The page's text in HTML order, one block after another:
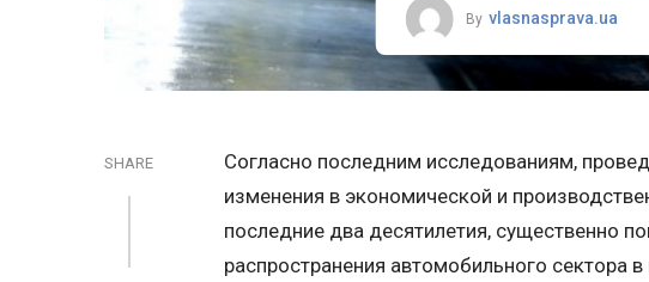
By vlasnasprava.ua
SHARE
Согласно последним исследованиям,
изменения в экономической и
последние два десятилетия, существенно
распространения автомобильного